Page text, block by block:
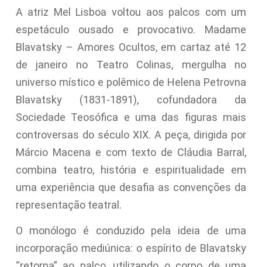
A atriz Mel Lisboa voltou aos palcos com um
espetáculo ousado e provocativo. Madame
Blavatsky – Amores Ocultos, em cartaz até 12
de janeiro no Teatro Colinas, mergulha no
universo místico e polêmico de Helena Petrovna
Blavatsky (1831-1891), cofundadora da
Sociedade Teosófica e uma das figuras mais
controversas do século XIX. A peça, dirigida por
Márcio Macena e com texto de Cláudia Barral,
combina teatro, história e espiritualidade em
uma experiência que desafia as convenções da
representação teatral.
O monólogo é conduzido pela ideia de uma
incorporação mediúnica: o espírito de Blavatsky